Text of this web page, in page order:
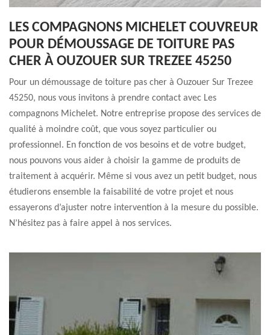
LES COMPAGNONS MICHELET COUVREUR
POUR DÉMOUSSAGE DE TOITURE PAS
CHER À OUZOUER SUR TREZEE 45250
Pour un démoussage de toiture pas cher à Ouzouer Sur Trezee
45250, nous vous invitons à prendre contact avec Les
compagnons Michelet. Notre entreprise propose des services de
qualité à moindre coût, que vous soyez particulier ou
professionnel. En fonction de vos besoins et de votre budget,
nous pouvons vous aider à choisir la gamme de produits de
traitement à acquérir. Même si vous avez un petit budget, nous
étudierons ensemble la faisabilité de votre projet et nous
essayerons d’ajuster notre intervention à la mesure du possible.
N’hésitez pas à faire appel à nos services.